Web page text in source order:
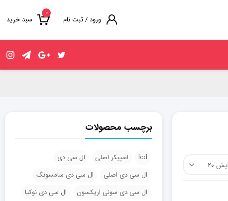
۰
سبد خرید ورود / ثبت نام
برچسب محصولات
lcd اسپیکر اصلی
ال سی دی
ال سی دی اصلی
ال سی دی سامسونگ
ال سی دی سونی اریکسون
ال سی دی نوکیا